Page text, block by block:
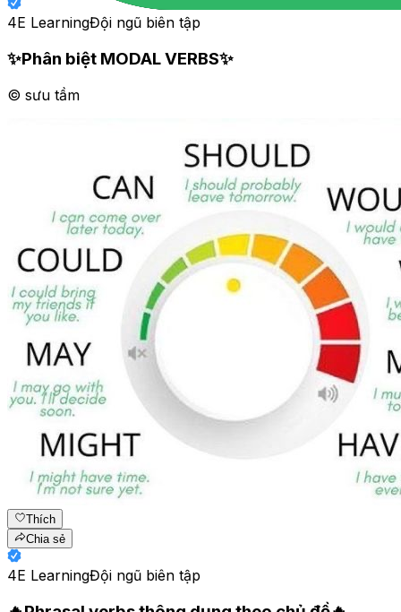
4E LearningĐội ngũ biên tập
✨Phân biệt MODAL VERBS✨
© sưu tầm
Thích
Chia sẻ
4E LearningĐội ngũ biên tập